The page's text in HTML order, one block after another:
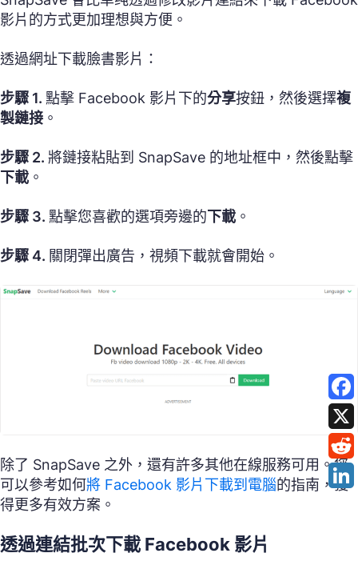
影片的方式更加理想與方便。
透過網址下載臉書影片：
步驟 1. 點擊 Facebook 影片下的分享按鈕，然後選擇複
製鏈接 。
步驟 2. 將鏈接粘貼到 SnapSave 的地址框中，然後點擊
下載 。
步驟 3. 點擊您喜歡的選項旁邊的下載 。
步驟 4. 關閉彈出廣告，視頻下載就會開始。
除了 SnapSave 之外，還有許多其他在線服務可用。您
可以參考如何將 Facebook 影片下載到電腦的指南，獲
得更多有效方案。
透過連結批次下載 Facebook 影片